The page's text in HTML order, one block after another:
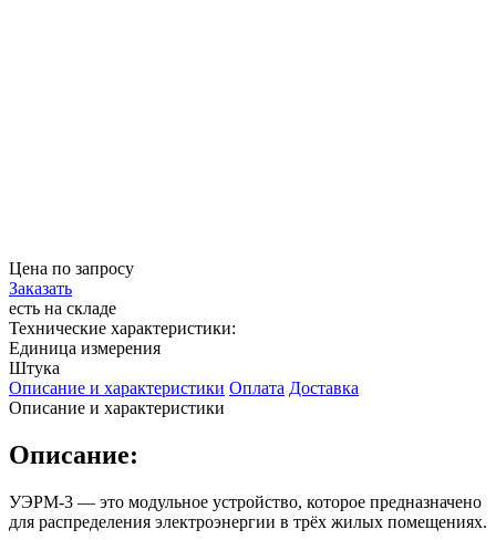
Цена по запросу
Заказать
есть на складе
Технические характеристики:
Единица измерения
Штука
Описание и характеристики Оплата Доставка
Описание и характеристики
Описание:
УЭРМ-3 — это модульное устройство, которое предназначено
для распределения электроэнергии в трёх жилых помещениях.